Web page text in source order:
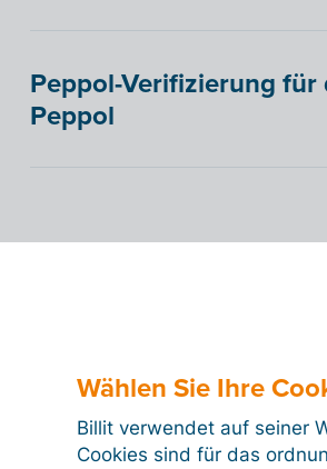
Peppol-Verifizierung für
Peppol
Wählen Sie Ihre
Billit verwendet auf seiner
Cookies sind für das